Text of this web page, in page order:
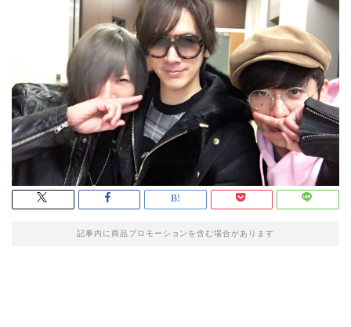
記事内に商品プロモーションを含む場合があります